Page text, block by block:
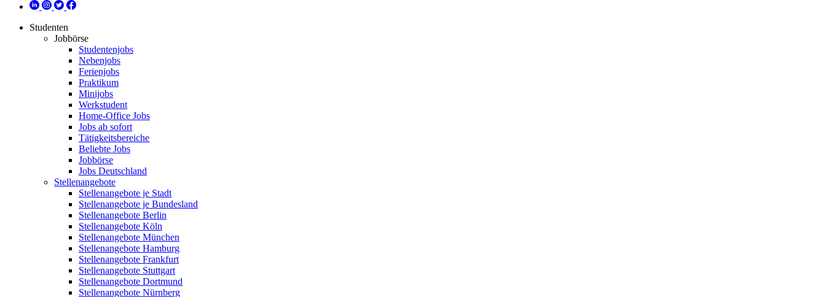
Studenten
Jobbörse
Studentenjobs
Nebenjobs
Ferienjobs
Praktikum
Minijobs
Werkstudent
Home-Office Jobs
Jobs ab sofort
Tätigkeitsbereiche
Beliebte Jobs
Jobbörse
Jobs Deutschland
Stellenangebote
Stellenangebote je Stadt
Stellenangebote je Bundesland
Stellenangebote Berlin
Stellenangebote Köln
Stellenangebote München
Stellenangebote Hamburg
Stellenangebote Frankfurt
Stellenangebote Stuttgart
Stellenangebote Dortmund
Stellenangebote Nürnberg